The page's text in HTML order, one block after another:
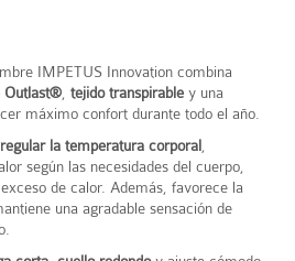
IMPETUS Innovation combina
Outlast® tejido transpirable y una
máximo confort durante todo el año.
regular la temperatura corporal
según las necesidades del cuerpo,
de calor. Además, favorece la
una agradable sensación de